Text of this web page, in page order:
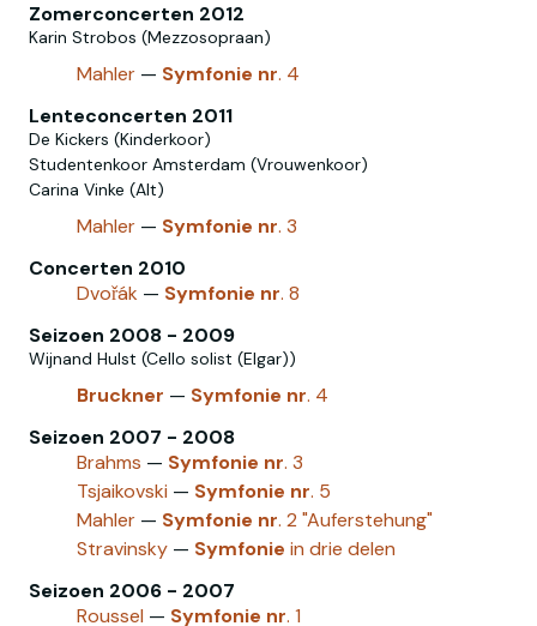
Zomerconcerten 2012
Karin Strobos (Mezzosopraan)
Mahler — Symfonie nr. 4
Lenteconcerten 2011
De Kickers (Kinderkoor)
Studentenkoor Amsterdam (Vrouwenkoor)
Carina Vinke (Alt)
Mahler — Symfonie nr. 3
Concerten 2010
Dvořák — Symfonie nr. 8
Seizoen 2008 - 2009
Wijnand Hulst (Cello solist (Elgar))
Bruckner — Symfonie nr. 4
Seizoen 2007 - 2008
Brahms — Symfonie nr. 3
Tsjaikovski‎ — Symfonie nr. 5
Mahler — Symfonie nr. 2 "Auferstehung"
Stravinsky — Symfonie in drie delen
Seizoen 2006 - 2007
Roussel — Symfonie nr. 1